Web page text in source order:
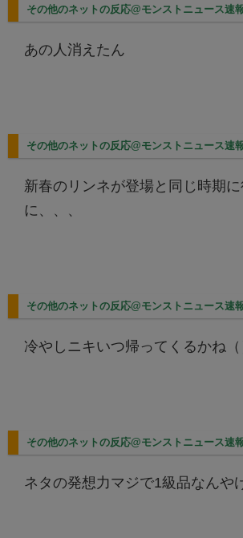
その他のネットの反応@モンストニュース速
あの人消えたん
その他のネットの反応@モンストニュース速
新春のリンネが登場と同じ時期に
に、、、
その他のネットの反応@モンストニュース速
冷やしニキいつ帰ってくるかね（
その他のネットの反応@モンストニュース速
ネタの発想力マジで1級品なんや